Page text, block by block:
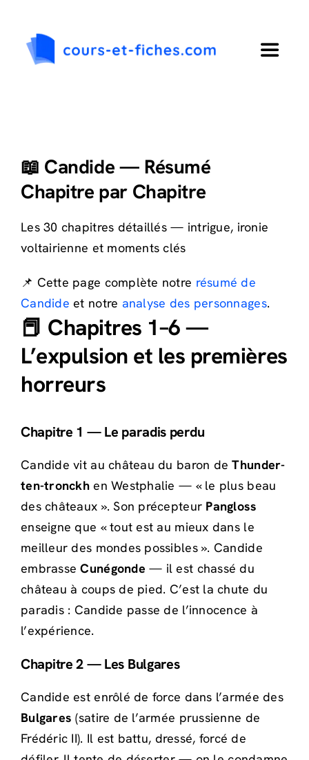
contenu
Toggle
Collège
Langues
📖 Candide — Résumé
Chapitre par Chapitre
Les 30 chapitres détaillés — intrigue, ironie
voltairienne et moments clés
📌 Cette page complète notre résumé de
Candide et notre analyse des personnages.
📕 Chapitres 1–6 —
L’expulsion et les premières
horreurs
Chapitre 1 — Le paradis perdu
Candide vit au château du baron deThunder-
ten-tronckhen Westphalie — « le plus beau
des châteaux ». Son précepteur Pangloss
enseigne que « tout est au mieux dans le
meilleur des mondes possibles ». Candide
embrasseCunégonde — il est chassé du
château à coups de pied. C’est la chute du
paradis : Candide passe de l’innocence à
l’expérience.
Chapitre 2 — Les Bulgares
Candide est enrôlé de force dans l’armée des
Bulgares (satire de l’armée prussienne de
Frédéric II). Il est battu, dressé, forcé de